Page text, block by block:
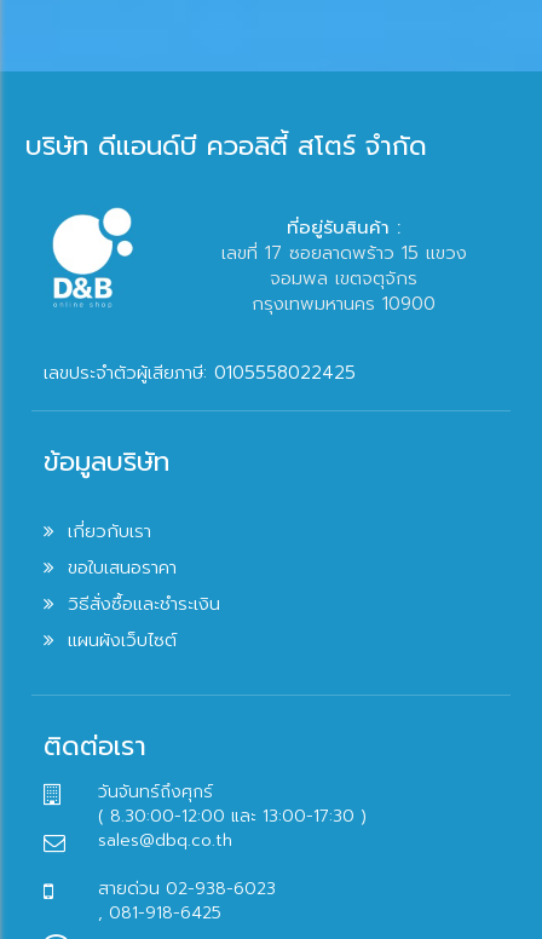
บริษัท ดีแอนด์บี ควอลิตี้ สโตร์ จำกัด
ที่อยู่รับสินค้า :
เลขที่ 17 ซอยลาดพร้าว 15 แขวง
จอมพล เขตจตุจักร
กรุงเทพมหานคร 10900
เลขประจำตัวผู้เสียภาษี: 0105558022425
ข้อมูลบริษัท
เกี่ยวกับเรา
ขอใบเสนอราคา
วิธีสั่งซื้อและชำระเงิน
แผนผังเว็บไซต์
ติดต่อเรา
วันจันทร์ถึงศุกร์
( 8.30:00-12:00 และ 13:00-17:30 )
sales@dbq.co.th
สายด่วน 02-938-6023
, 081-918-6425